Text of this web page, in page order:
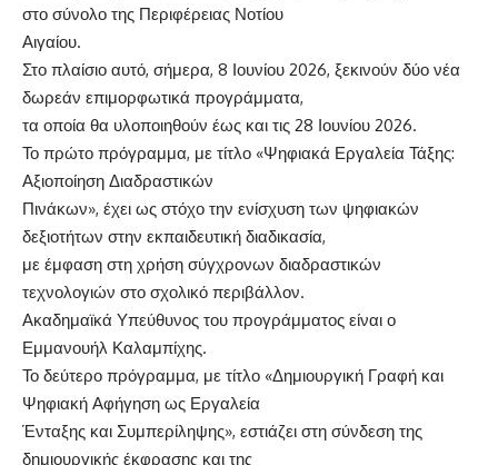
στο σύνολο της Περιφέρειας Νοτίου
Αιγαίου.
Στο πλαίσιο αυτό, σήμερα, 8 Ιουνίου 2026, ξεκινούν δύο νέα
δωρεάν επιμορφωτικά προγράμματα,
τα οποία θα υλοποιηθούν έως και τις 28 Ιουνίου 2026.
Το πρώτο πρόγραμμα, με τίτλο «Ψηφιακά Εργαλεία Τάξης:
Αξιοποίηση Διαδραστικών
Πινάκων», έχει ως στόχο την ενίσχυση των ψηφιακών
δεξιοτήτων στην εκπαιδευτική διαδικασία,
με έμφαση στη χρήση σύγχρονων διαδραστικών
τεχνολογιών στο σχολικό περιβάλλον.
Ακαδημαϊκά Υπεύθυνος του προγράμματος είναι ο
Εμμανουήλ Καλαμπίχης.
Το δεύτερο πρόγραμμα, με τίτλο «Δημιουργική Γραφή και
Ψηφιακή Αφήγηση ως Εργαλεία
Ένταξης και Συμπερίληψης», εστιάζει στη σύνδεση της
δημιουργικής έκφρασης και της